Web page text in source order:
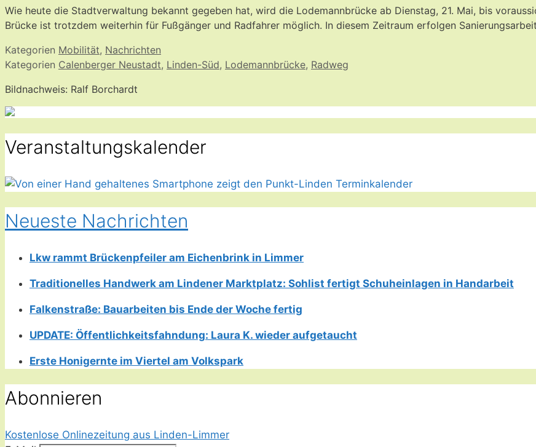
Wie heute die Stadtverwaltung bekannt gegeben hat, wird die Lodemannbrücke ab Dienstag, 21. Mai, bis
Brücke ist trotzdem weiterhin für Fußgänger und Radfahrer möglich. In diesem Zeitraum erfolgen
Kategorien Mobilität, Nachrichten
Kategorien Calenberger Neustadt, Linden-Süd, Lodemannbrücke, Radweg
Bildnachweis: Ralf Borchardt
Veranstaltungskalender
Neueste Nachrichten
Lkw rammt Brückenpfeiler am Eichenbrink in Limmer
Traditionelles Handwerk am Lindener Marktplatz: Sohlist fertigt Schuheinlagen in Handarbeit
Falkenstraße: Bauarbeiten bis Ende der Woche fertig
UPDATE: Öffentlichkeitsfahndung: Laura K. wieder aufgetaucht
Erste Honigernte im Viertel am Volkspark
Abonnieren
Kostenlose Onlinezeitung aus Linden-Limmer